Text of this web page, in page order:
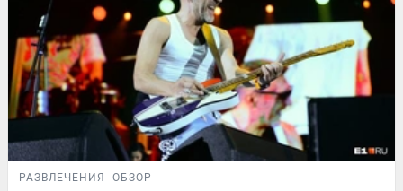
РАЗВЛЕЧЕНИЯ ОБЗОР